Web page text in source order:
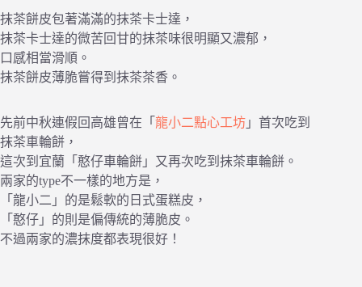
抹茶餅皮包著滿滿的抹茶卡士達，
抹茶卡士達的微苦回甘的抹茶味很明顯又濃郁，
口感相當滑順。
抹茶餅皮薄脆嘗得到抹茶茶香。
先前中秋連假回高雄曾在「 龍小二點心工坊 」首次吃到
抹茶車輪餅，
這次到宜蘭「憨仔車輪餅」又再次吃到抹茶車輪餅。
兩家的type不一樣的地方是，
「龍小二」的是鬆軟的日式蛋糕皮，
「憨仔」的則是偏傳統的薄脆皮。
不過兩家的濃抹度都表現很好！